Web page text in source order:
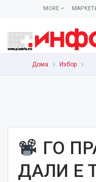
MORE
Дома Избор
ГО
ДАЛИ Е